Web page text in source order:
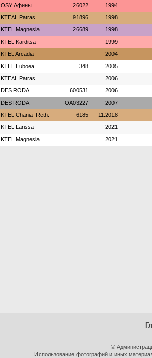
OSY Афины 26022 1994
KTEAL Patras 91896 1998
ΚΤΕL Magnesia 26689 1998
ΚΤΕL Karditsa 1999
KTEL Arcadia 2004
ΚΤΕL Euboea 348 2005
KTEAL Patras 2006
DES RODA 600531 2006
DES RODA OA03227 2007
KTEL Chania–Reth. 6185 11.2018
KTEL Larissa 2021
ΚΤΕL Magnesia 2021
©
Использование фотографий и иных